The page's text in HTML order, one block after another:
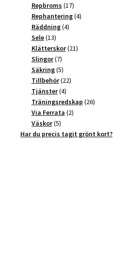
produkter
Repbroms 1717
produkter
Rephantering 44
Räddning 44
Sele 1313
produkter
Klätterskor 2121
Slingor 77
produkter
Säkring 55
produkter
Tillbehör 2222
Tjänster 44
produkter
Träningsredskap 2626
Via Ferrata 22
Väskor 55
produkter
Har du precis tagit grönt kort?